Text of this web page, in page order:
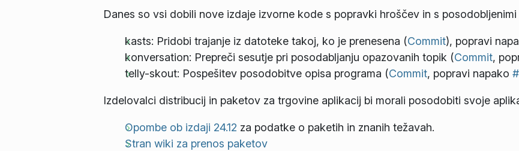
Danes so vsi dobili nove izdaje izvorne kode s popravki hroščev in s
kasts: Pridobi trajanje iz datoteke takoj, ko je prenesena (Commit), popravi
konversation: Prepreči sesutje pri posodabljanju opazovanih topik (Commit,
telly-skout: Pospešitev posodobitve opisa programa (Commit, popravi napako
Izdelovalci distribucij in paketov za trgovine aplikacij bi morali posodobiti svoje
Opombe ob izdaji 24.12 za podatke o paketih in znanih težavah.
Stran wiki za prenos paketov